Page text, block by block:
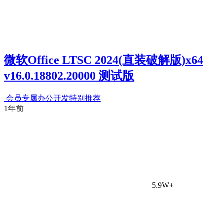
微软Office LTSC 2024(直装破解版)x64
v16.0.18802.20000 测试版
会员专属办公开发特别推荐
1年前
5.9W+